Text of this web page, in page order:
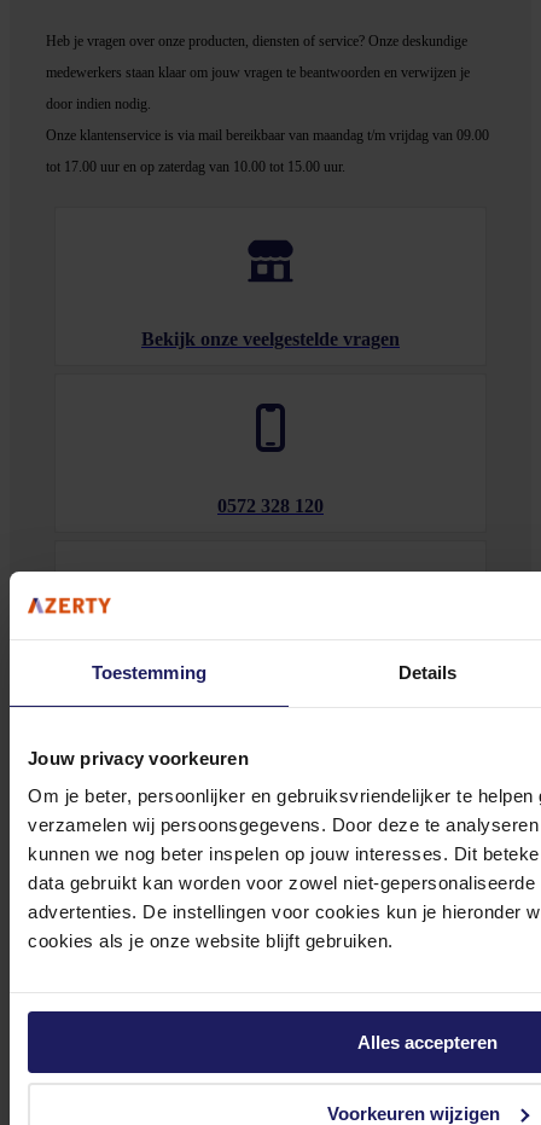
Toestemming Details
Jouw privacy voorkeuren
Om je beter, persoonlijker en gebruiksvriendelijker te
verzamelen wij persoonsgegevens. Door deze te
kunnen we nog beter inspelen op jouw interesses. Dit
data gebruikt kan worden voor zowel niet-
advertenties. De instellingen voor cookies kun je hieronder
cookies als je onze website blijft gebruiken.
Alles accepteren
Voorkeuren wijzigen
Heb je vragen over onze producten, diensten of service? Onze deskundige
medewerkers staan klaar om jouw vragen te beantwoorden en verwijzen je
door indien nodig.
Onze klantenservice is via mail bereikbaar van maandag t/m vrijdag van 09.00
tot 17.00 uur en op zaterdag van 10.00 tot 15.00 uur.
Bekijk onze veelgestelde vragen
0572 328 120
Klantenservice@azerty.nl
Meld je aan voor onze nieuwsbrief!
Ontvang als eerste de beste deals in je inbox
Footer
Azerty
Tjalkstraat 4b